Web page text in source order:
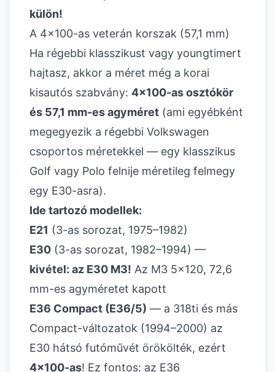
külön!
A 4x100-as veterán korszak (57,1 mm)
Ha régebbi klasszikust vagy youngtimert
hajtasz, akkor a méret még a korai
kisautós szabvány: 4x100-as osztókör
és 57,1 mm-es agyméret (ami egyébként
megegyezik a régebbi Volkswagen
csoportos méretekkel — egy klasszikus
Golf vagy Polo felnije méretileg felmegy
egy E30-asra).
Ide tartozó modellek:
E21 (3-as sorozat, 1975–1982)
E30 (3-as sorozat, 1982–1994) —
kivétel: az E30 M3! Az M3 5x120, 72,6
mm-es agyméretet kapott
E36 Compact (E36/5) — a 318ti és más
Compact-változatok (1994–2000) az
E30 hátsó futóművét örökölték, ezért
4x100-as! Ez fontos: az E36